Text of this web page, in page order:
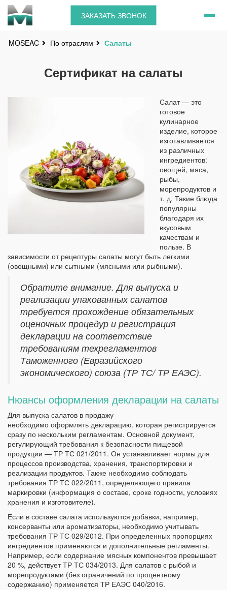
ЗАКАЗАТЬ ЗВОНОК
MOSEAC По отраслям Салаты
Сертификат на салаты
Салат — это
готовое
кулинарное
изделие, которое
изготавливается
из различных
ингредиентов:
овощей, мяса,
рыбы,
морепродуктов и
т. д. Такие блюда
популярны
благодаря их
вкусовым
качествам и
пользе. В
зависимости от рецептуры салаты могут быть легкими
(овощными) или сытными (мясными или рыбными).
Обратите внимание. Для выпуска и
реализации упакованных салатов
требуется прохождение обязательных
оценочных процедур и регистрация
декларации на соответствие
требованиям техрегламентов
Таможенного (Евразийского
экономического) союза (ТР ТС/ ТР ЕАЭС).
Нюансы оформления декларации на салаты
Для выпуска салатов в продажу
необходимо оформлять декларацию, которая регистрируется
сразу по нескольким регламентам. Основной документ,
регулирующий требования к безопасности пищевой
продукции — ТР ТС 021/2011. Он устанавливает нормы для
процессов производства, хранения, транспортировки и
реализации продуктов. Также необходимо соблюдать
требования ТР ТС 022/2011, определяющего правила
маркировки (информация о составе, сроке годности, условиях
хранения и изготовителе).
Если в составе салата используются добавки, например,
консерванты или ароматизаторы, необходимо учитывать
требования ТР ТС 029/2012. При определенных пропорциях
ингредиентов применяются и дополнительные регламенты.
Например, если содержание мясных компонентов превышает
20 %, действует ТР ТС 034/2013. Для салатов с рыбой и
морепродуктами (без ограничений по процентному
содержанию) применяется ТР ЕАЭС 040/2016.